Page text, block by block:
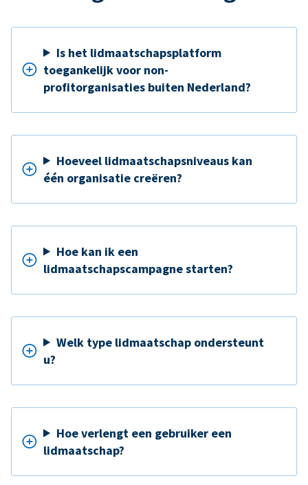
Is het lidmaatschapsplatform
toegankelijk voor non-
profitorganisaties buiten Nederland?
Hoeveel lidmaatschapsniveaus kan
één organisatie creëren?
Hoe kan ik een
lidmaatschapscampagne starten?
Welk type lidmaatschap ondersteunt
u?
Hoe verlengt een gebruiker een
lidmaatschap?